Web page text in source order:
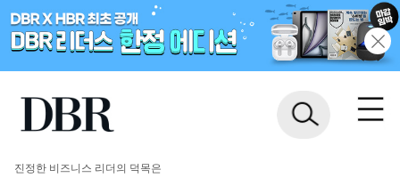
진정한 비즈니스 리더의 덕목은